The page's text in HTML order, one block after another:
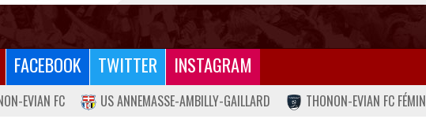
FACEBOOK TWITTER INSTAGRAM
EVIAN FC US ANNEMASSE-AMBILLY-GAILLARD THONON-EVIAN FC